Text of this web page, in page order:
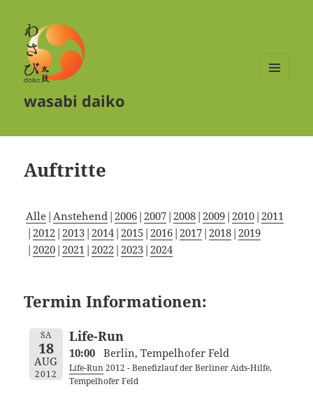
wasabi daiko
Auftritte
Alle Anstehend 2006 2007 2008 2009 2010 2011
2012 2013 2014 2015 2016 2017 2018 2019
2020 2021 2022 2023 2024
Termin Informationen:
SA
18
AUG
2012
Life-Run
10:00 Berlin, Tempelhofer Feld
Life-Run2012 - Benefizlauf der Berliner Aids-Hilfe,
Tempelhofer Feld